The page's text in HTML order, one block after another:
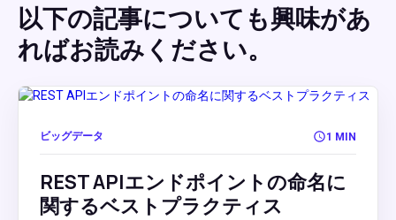
以下の記事についても興味があ
ればお読みください。
ビッグデータ 1 MIN
REST APIエンドポイントの命名に
関するベストプラクティス